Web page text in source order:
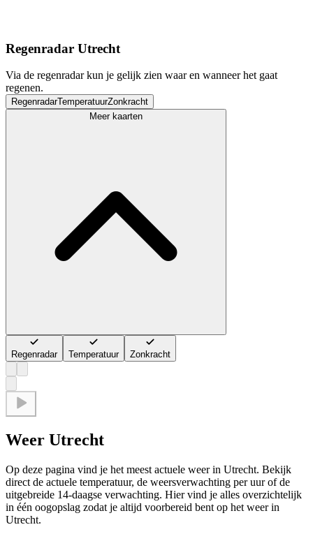
Regenradar Utrecht
Via de regenradar kun je gelijk zien waar en wanneer het gaat
regenen.
RegenradarTemperatuurZonkracht
Meer kaarten
Regenradar Temperatuur Zonkracht
Weer Utrecht
Op deze pagina vind je het meest actuele weer in Utrecht. Bekijk
direct de actuele temperatuur, de weersverwachting per uur of de
uitgebreide 14-daagse verwachting. Hier vind je alles overzichtelijk
in één oogopslag zodat je altijd voorbereid bent op het weer in
Utrecht.